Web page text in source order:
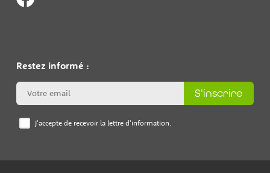
Restez informé :
J'accepte de recevoir la lettre d'information.
S'inscrire